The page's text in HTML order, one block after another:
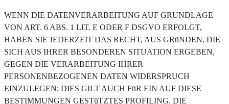
WENN DIE DATENVERARBEITUNG AUF GRUNDLAGE
VON ART. 6 ABS. 1 LIT. E ODER F DSGVO ERFOLGT,
HABEN SIE JEDERZEIT DAS RECHT, AUS GRüNDEN, DIE
SICH AUS IHRER BESONDEREN SITUATION ERGEBEN,
GEGEN DIE VERARBEITUNG IHRER
PERSONENBEZOGENEN DATEN WIDERSPRUCH
EINZULEGEN; DIES GILT AUCH FüR EIN AUF DIESE
BESTIMMUNGEN GESTüTZTES PROFILING. DIE